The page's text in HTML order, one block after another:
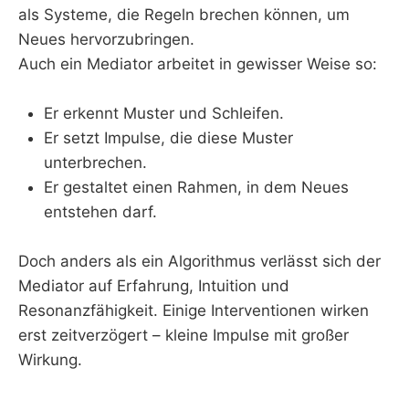
als Systeme, die Regeln brechen können, um
Neues hervorzubringen.
Auch ein Mediator arbeitet in gewisser Weise so:
Er erkennt Muster und Schleifen.
Er setzt Impulse, die diese Muster
unterbrechen.
Er gestaltet einen Rahmen, in dem Neues
entstehen darf.
Doch anders als ein Algorithmus verlässt sich der
Mediator auf Erfahrung, Intuition und
Resonanzfähigkeit. Einige Interventionen wirken
erst zeitverzögert – kleine Impulse mit großer
Wirkung.